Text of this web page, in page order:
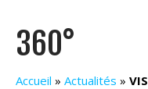
360°
Accueil » Actualités »